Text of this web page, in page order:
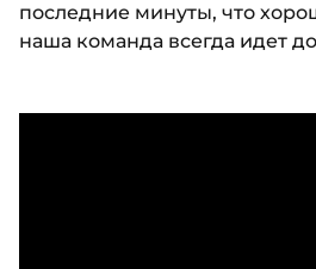
последние минуты, что
наша команда всегда идет